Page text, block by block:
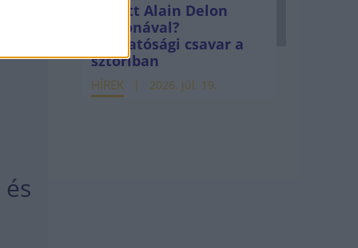
Mi lett Alain Delon
vagyonával?
Adóhatósági csavar a
sztoriban
HÍREK 2026. júl. 19.